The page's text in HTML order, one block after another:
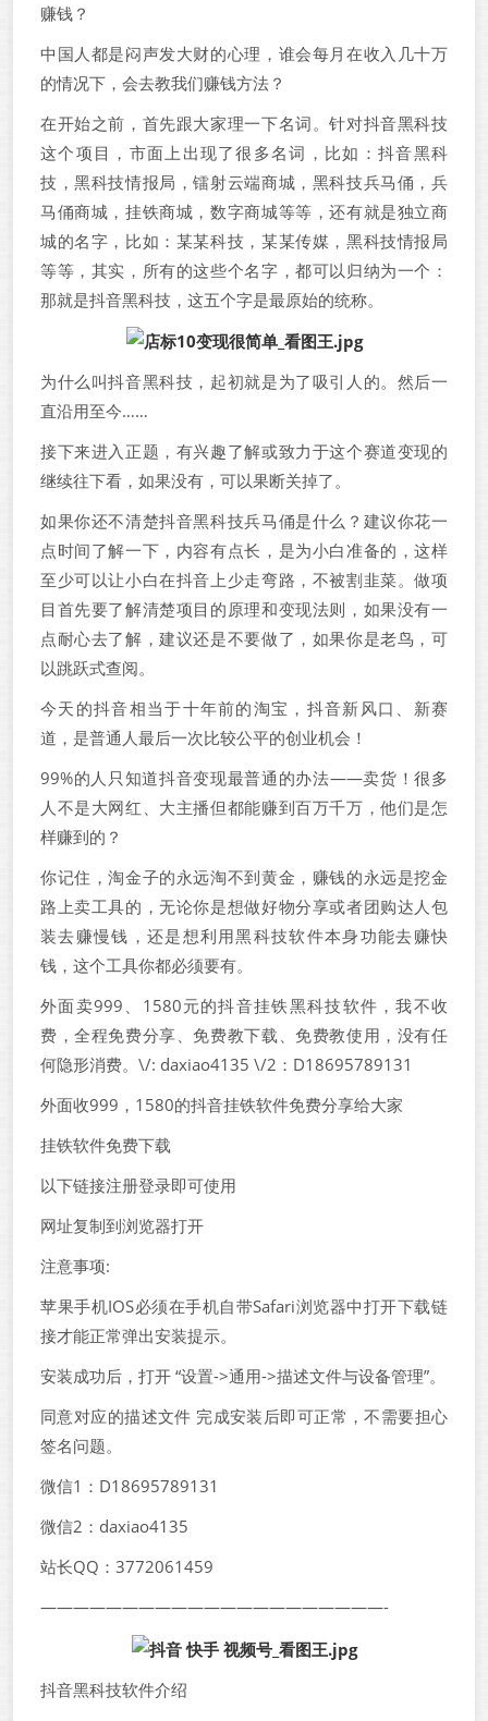
赚钱？
中国人都是闷声发大财的心理，谁会每月在收入几十万
的情况下，会去教我们赚钱方法？
在开始之前，首先跟大家理一下名词。针对抖音黑科技
这个项目，市面上出现了很多名词，比如：抖音黑科
技，黑科技情报局，镭射云端商城，黑科技兵马俑，兵
马俑商城，挂铁商城，数字商城等等，还有就是独立商
城的名字，比如：某某科技，某某传媒，黑科技情报局
等等，其实，所有的这些个名字，都可以归纳为一个：
那就是抖音黑科技，这五个字是最原始的统称。
为什么叫抖音黑科技，起初就是为了吸引人的。然后一
直沿用至今……
接下来进入正题，有兴趣了解或致力于这个赛道变现的
继续往下看，如果没有，可以果断关掉了。
如果你还不清楚抖音黑科技兵马俑是什么？建议你花一
点时间了解一下，内容有点长，是为小白准备的，这样
至少可以让小白在抖音上少走弯路，不被割韭菜。做项
目首先要了解清楚项目的原理和变现法则，如果没有一
点耐心去了解，建议还是不要做了，如果你是老鸟，可
以跳跃式查阅。
今天的抖音相当于十年前的淘宝，抖音新风口、新赛
道，是普通人最后一次比较公平的创业机会！
99%的人只知道抖音变现最普通的办法——卖货！很多
人不是大网红、大主播但都能赚到百万千万，他们是怎
样赚到的？
你记住，淘金子的永远淘不到黄金，赚钱的永远是挖金
路上卖工具的，无论你是想做好物分享或者团购达人包
装去赚慢钱，还是想利用黑科技软件本身功能去赚快
钱，这个工具你都必须要有。
外面卖999、1580元的抖音挂铁黑科技软件，我不收
费，全程免费分享、免费教下载、免费教使用，没有任
何隐形消费。\/: daxiao4135 \/2：D18695789131
外面收999，1580的抖音挂铁软件免费分享给大家
挂铁软件免费下载
以下链接注册登录即可使用
网址复制到浏览器打开
注意事项:
苹果手机IOS必须在手机自带Safari浏览器中打开下载链
接才能正常弹出安装提示。
安装成功后，打开 “设置->通用->描述文件与设备管理”。
同意对应的描述文件 完成安装后即可正常，不需要担心
签名问题。
微信1：D18695789131
微信2：daxiao4135
站长QQ：3772061459
—————————————————————-
抖音黑科技软件介绍